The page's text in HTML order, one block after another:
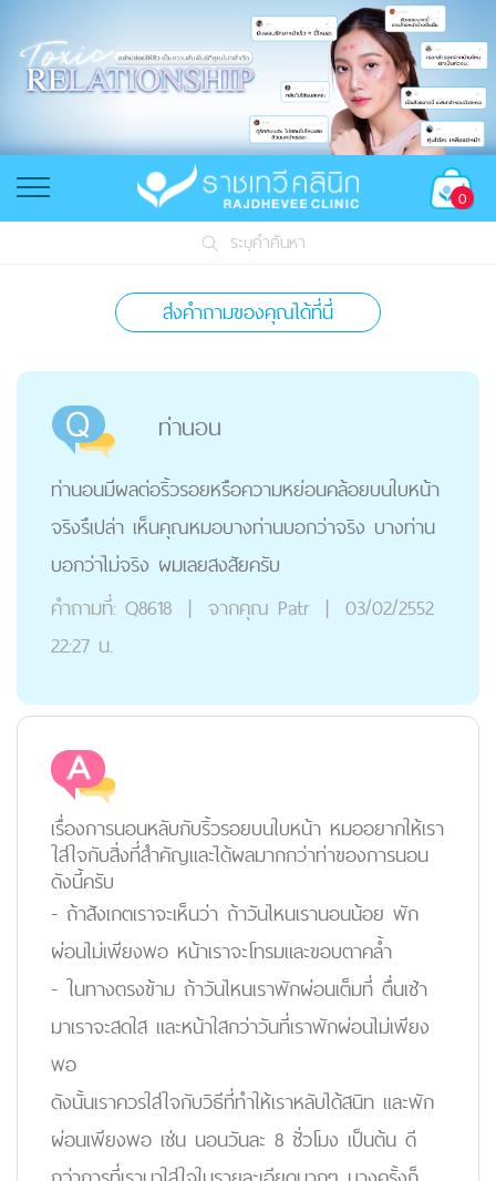
0
ระบุคำค้นหา
ส่งคำถามของคุณได้ที่นี่
ท่านอน
ท่านอนมีผลต่อริ้วรอยหรือความหย่อนคล้อยบนใบหน้า
จริงรึเปล่า เห็นคุณหมอบางท่านบอกว่าจริง บางท่าน
บอกว่าไม่จริง ผมเลยสงสัยครับ
คำถามที่: Q8618 | จากคุณ Patr | 03/02/2552
22:27 น.
เรื่องการนอนหลับกับริ้วรอยบนใบหน้า หมออยากให้เรา
ใส่ใจกับสิ่งที่สำคัญและได้ผลมากกว่าท่าของการนอน
ดังนี้ครับ
- ถ้าสังเกตเราจะเห็นว่า ถ้าวันไหนเรานอนน้อย พัก
ผ่อนไม่เพียงพอ หน้าเราจะโทรมและขอบตาคล้ำ
- ในทางตรงข้าม ถ้าวันไหนเราพักผ่อนเต็มที่ ตื่นเช้า
มาเราจะสดใส และหน้าใสกว่าวันที่เราพักผ่อนไม่เพียง
พอ
ดังนั้นเราควรใส่ใจกับวิธีที่ทำให้เราหลับได้สนิท และพัก
ผ่อนเพียงพอ เช่น นอนวันละ 8 ชั่วโมง เป็นต้น ดี